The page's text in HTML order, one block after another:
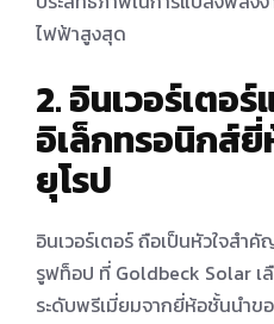
ไฟฟ้าสูงสุด
2.อินเวอร์เตอ
อิเล็กทรอนิกส์
ยุโรป
อินเวอร์เตอร์ ถือเป็นหัวใจสํา
รูฟท็อป ที่ Goldbeck Solar เ
ระดับพรีเมี่ยมจากยี่ห้อชั้นนําข